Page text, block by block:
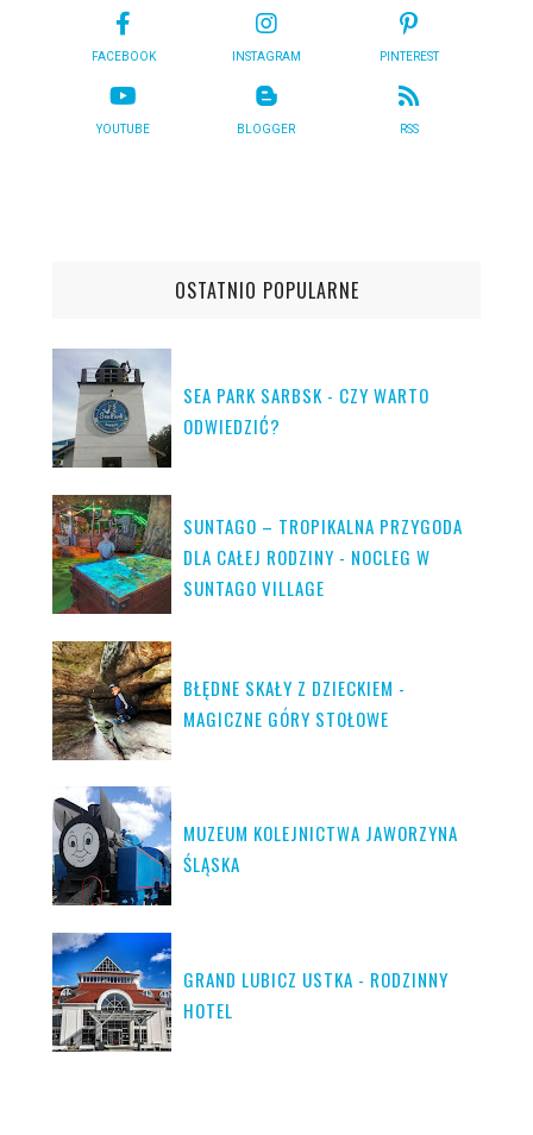
FACEBOOK INSTAGRAM PINTEREST
YOUTUBE BLOGGER RSS
OSTATNIO POPULARNE
SEA PARK SARBSK - CZY WARTO
ODWIEDZIĆ?
SUNTAGO – TROPIKALNA PRZYGODA
DLA CAŁEJ RODZINY - NOCLEG W
SUNTAGO VILLAGE
BŁĘDNE SKAŁY Z DZIECKIEM -
MAGICZNE GÓRY STOŁOWE
MUZEUM KOLEJNICTWA JAWORZYNA
ŚLĄSKA
GRAND LUBICZ USTKA - RODZINNY
HOTEL